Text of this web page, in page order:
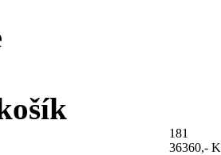
181
36360,-